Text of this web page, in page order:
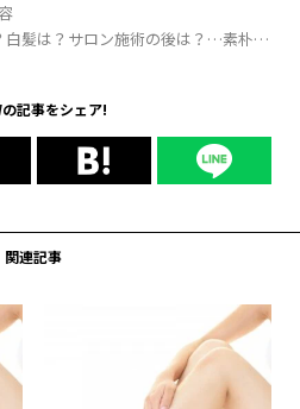
白髪は？サロン施術の後は？…素朴な
記事をシェア!
関連記事